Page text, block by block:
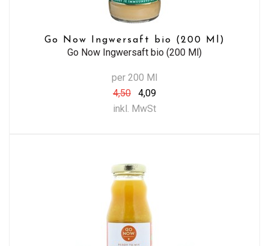
Go Now Ingwersaft bio (200 Ml)
Go Now Ingwersaft bio (200 Ml)
per 200 Ml
4,50
4,09
inkl. MwSt